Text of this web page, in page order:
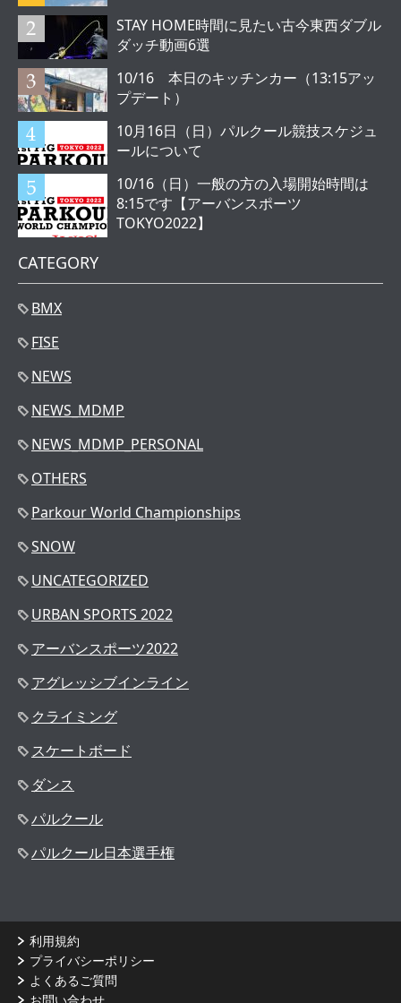
STAY HOME時間に見たい古今東西ダブル
ダッチ動画6選
10/16 本日のキッチンカー（13:15アッ
プデート）
10月16日（日）パルクール競技スケジュ
ールについて
10/16（日）一般の方の入場開始時間は
8:15です【アーバンスポーツ
TOKYO2022】
CATEGORY
BMX
FISE
NEWS
NEWS_MDMP
NEWS_MDMP_PERSONAL
OTHERS
Parkour World Championships
SNOW
UNCATEGORIZED
URBAN SPORTS 2022
アーバンスポーツ2022
アグレッシブインライン
クライミング
スケートボード
ダンス
パルクール
パルクール日本選手権
利用規約
プライバシーポリシー
よくあるご質問